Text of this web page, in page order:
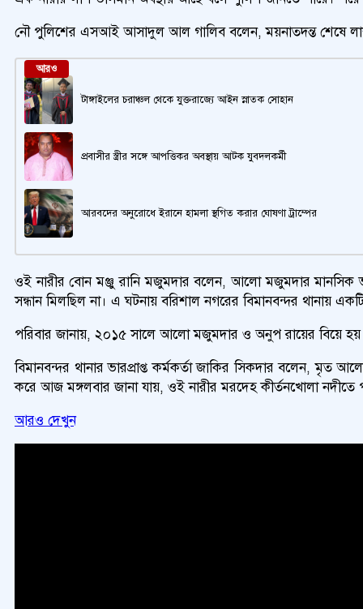
নৌ পুলিশের এসআই আসাদুল আল গালিব বলেন, ময়নাতদন্ত শেষে লাশ
আরও
টাঙ্গাইলের চরাঞ্চল থেকে যুক্তরাজ্যে আইন স্নাতক সোহান
প্রবাসীর স্ত্রীর সঙ্গে আপত্তিকর অবস্থায় আটক যুবদলকর্মী
আরবদের অনুরোধে ইরানে হামলা স্থগিত করার ঘোষণা ট্রাম্পের
ওই নারীর বোন মঞ্জু রানি মজুমদার বলেন, আলো মজুমদার মানসিক
সন্ধান মিলছিল না। এ ঘটনায় বরিশাল নগরের বিমানবন্দর থানায়
পরিবার জানায়, ২০১৫ সালে আলো মজুমদার ও অনুপ রায়ের বিয়ে হয়।
বিমানবন্দর থানার ভারপ্রাপ্ত কর্মকর্তা জাকির সিকদার বলেন,
করে আজ মঙ্গলবার জানা যায়, ওই নারীর মরদেহ কীর্তনখোলা নদীতে
আরও দেখুন